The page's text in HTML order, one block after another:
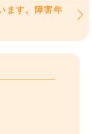
ます。障害年